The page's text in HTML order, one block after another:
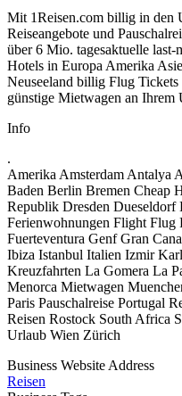
Mit 1Reisen.com billig in den
Reiseangebote und
über 6 Mio. tagesaktuelle
Hotels in Europa Amerika
Neuseeland billig Flug
günstige Mietwagen an Ihrem
Info
.
Amerika Amsterdam Antalya
Baden Berlin Bremen Cheap
Republik Dresden
Ferienwohnungen Flight Flug
Fuerteventura Genf Gran
Ibiza Istanbul Italien Izmir
Kreuzfahrten La Gomera La
Menorca Mietwagen
Paris Pauschalreise Portugal
Reisen Rostock South Africa
Urlaub Wien Zürich
Business Website Address
Reisen